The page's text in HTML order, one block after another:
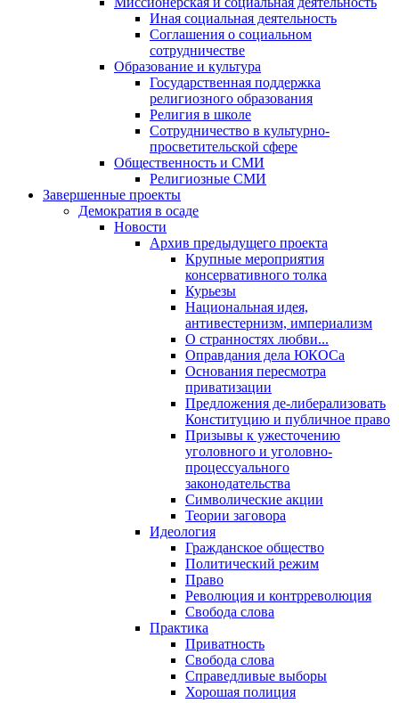
Иная социальная деятельность
Соглашения о социальном
сотрудничестве
Образование и культура
Государственная поддержка
религиозного образования
Религия в школе
Сотрудничество в культурно-
просветительской сфере
Общественность и СМИ
Религиозные СМИ
Завершенные проекты
Демократия в осаде
Новости
Архив предыдущего проекта
Крупные мероприятия
консервативного толка
Курьезы
Национальная идея,
антивестернизм, империализм
О странностях любви...
Оправдания дела ЮКОСа
Основания пересмотра
приватизации
Предложения де-либерализовать
Конституцию и публичное право
Призывы к ужесточению
уголовного и уголовно-
процессуального
законодательства
Символические акции
Теории заговора
Идеология
Гражданское общество
Политический режим
Право
Революция и контрреволюция
Свобода слова
Практика
Приватность
Свобода слова
Справедливые выборы
Хорошая полиция